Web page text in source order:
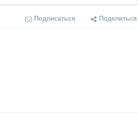
Подписаться Поделиться